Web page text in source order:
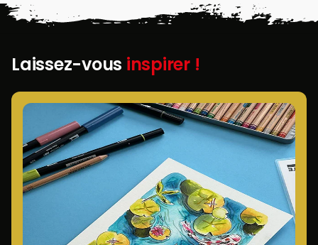
Laissez-vous inspirer !